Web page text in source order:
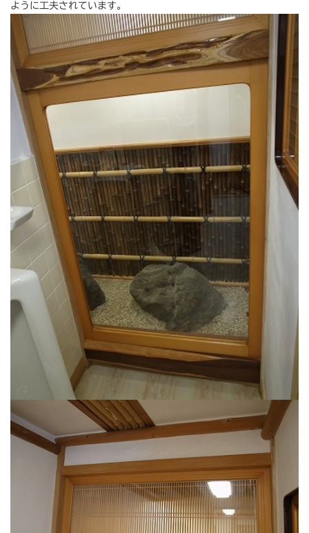
ように工夫されています。